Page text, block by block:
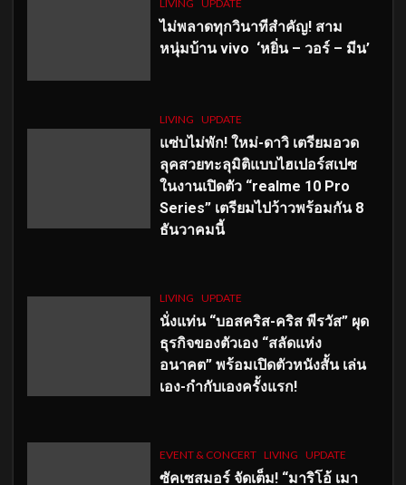
LIVING UPDATE
ไม่พลาดทุกวินาทีสำคัญ! สาม
หนุ่มบ้าน vivo ‘หยิ่น – วอร์ – มีน’
LIVING UPDATE
แซ่บไม่พัก! ใหม่-ดาวิ เตรียมอวด
ลุคสวยทะลุมิติแบบไฮเปอร์สเปซ
ในงานเปิดตัว “realme 10 Pro
Series” เตรียมไปว้าวพร้อมกัน 8
ธันวาคมนี้
LIVING UPDATE
นั่งแท่น “บอสคริส-คริส พีรวัส” ผุด
ธุรกิจของตัวเอง “สลัดแห่ง
อนาคต” พร้อมเปิดตัวหนังสั้น เล่น
เอง-กำกับเองครั้งแรก!
EVENT & CONCERT LIVING UPDATE
ซัคเซสมอร์ จัดเต็ม! “มาริโอ้ เมา